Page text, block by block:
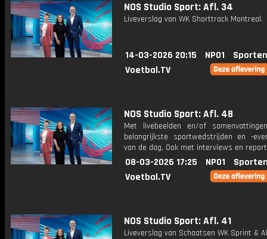
NOS Studio Sport: Afl. 34
Liveverslag van WK Shorttrack Montreal.
14-03-2026 20:15 NPO1
Voetbal.TV
NOS Studio Sport: Afl. 48
Met livebeelden en/of
belangrijkste sportwedstrijden en -
van de dag. Ook met interviews en
08-03-2026 17:25 NPO1
Voetbal.TV
NOS Studio Sport: Afl. 41
Liveverslag van Schaatsen WK Sprint &